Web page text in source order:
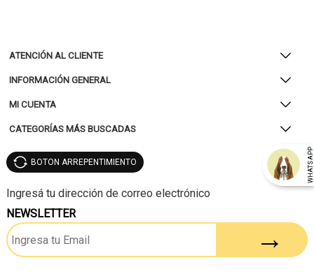
ATENCIÓN AL CLIENTE
INFORMACIÓN GENERAL
MI CUENTA
CATEGORÍAS MÁS BUSCADAS
WHATSAPP
BOTON ARREPENTIMIENTO
NEWSLETTER